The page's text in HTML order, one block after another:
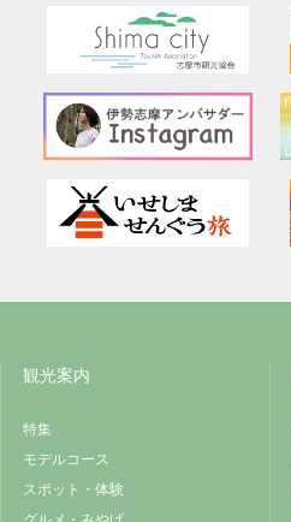
観光案内
特集
モデルコース
スポット・体験